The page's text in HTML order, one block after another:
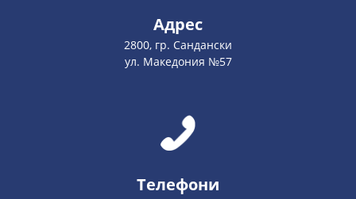
Адрес
2800, гр. Сандански
ул. Македония №57
Телефони